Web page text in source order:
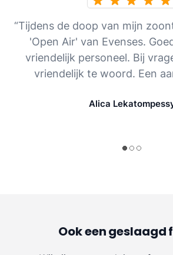
“Tijdens de doop van mijn
'Open Air' van Evenses.
vriendelijk personeel. Bij
vriendelijk te woord. Een
Alica
Ook een geslaagd